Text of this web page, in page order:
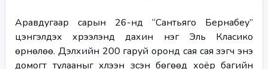
Аравдугаар сарын 26-нд “Сантьяго Бернабеу”
цэнгэлдэх хүрээлэнд дахин нэг Эль Класико
өрнөлөө. Дэлхийн 200 гаруй оронд сая сая үзэгч энэ
домогт тулааныг хүлээн үзсэн бөгөөд хоёр багийн